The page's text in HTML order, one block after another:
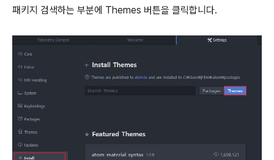
패키지 검색하는 부분에 Themes 버튼을 클릭합니다.